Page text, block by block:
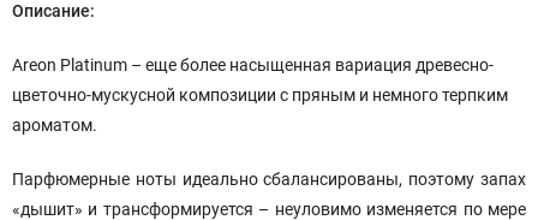
Описание:
Areon Platinum – еще более насыщенная вариация древесно-
цветочно-мускусной композиции с пряным и немного терпким
ароматом.
Парфюмерные ноты идеально сбалансированы, поэтому запах
«дышит» и трансформируется – неуловимо изменяется по мере